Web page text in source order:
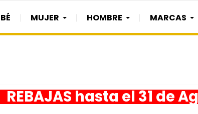
MUJER HOMBRE MARCAS
REBAJAS hasta el 31 de